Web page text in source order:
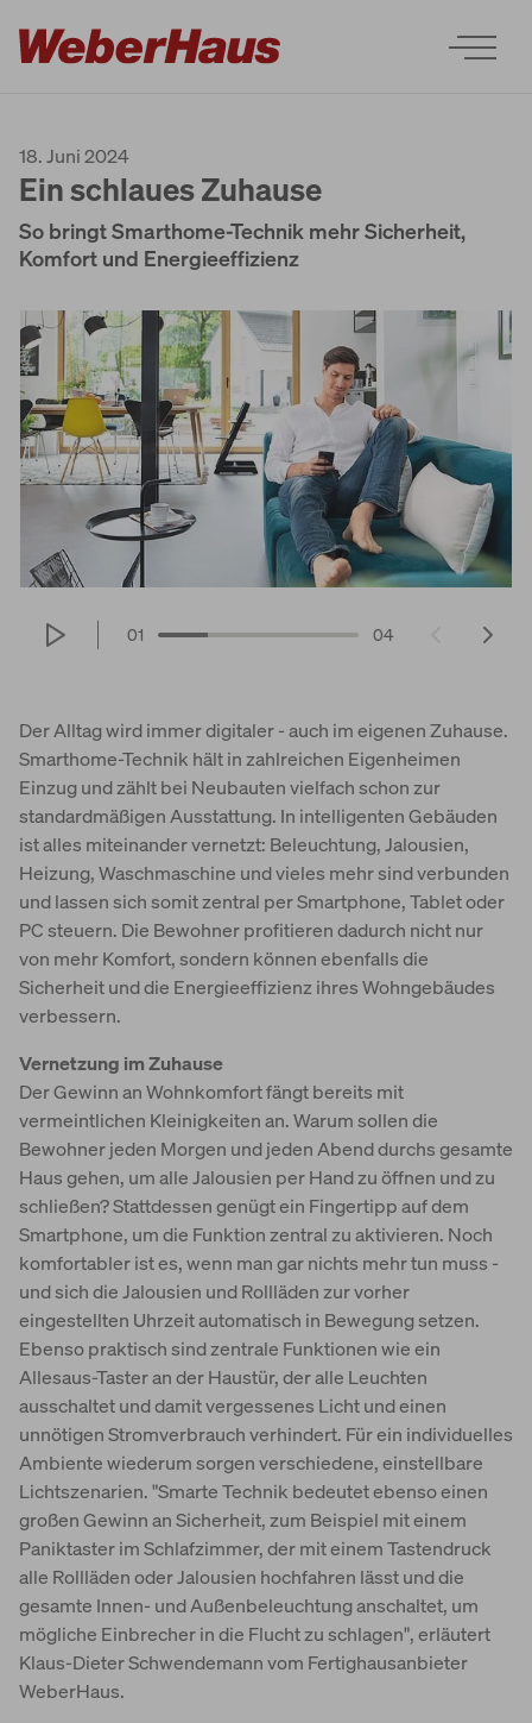
18. Juni 2024
Ein schlaues Zuhause
So bringt Smarthome-Technik mehr Sicherheit,
Komfort und Energieeffizienz
01 04
Der Alltag wird immer digitaler - auch im eigenen Zuhause.
Smarthome-Technik hält in zahlreichen Eigenheimen
Einzug und zählt bei Neubauten vielfach schon zur
standardmäßigen Ausstattung. In intelligenten Gebäuden
ist alles miteinander vernetzt: Beleuchtung, Jalousien,
Heizung, Waschmaschine und vieles mehr sind verbunden
und lassen sich somit zentral per Smartphone, Tablet oder
PC steuern. Die Bewohner profitieren dadurch nicht nur
von mehr Komfort, sondern können ebenfalls die
Sicherheit und die Energieeffizienz ihres Wohngebäudes
verbessern.
Vernetzung im Zuhause
Der Gewinn an Wohnkomfort fängt bereits mit
vermeintlichen Kleinigkeiten an. Warum sollen die
Bewohner jeden Morgen und jeden Abend durchs gesamte
Haus gehen, um alle Jalousien per Hand zu öffnen und zu
schließen? Stattdessen genügt ein Fingertipp auf dem
Smartphone, um die Funktion zentral zu aktivieren. Noch
komfortabler ist es, wenn man gar nichts mehr tun muss -
und sich die Jalousien und Rollläden zur vorher
eingestellten Uhrzeit automatisch in Bewegung setzen.
Ebenso praktisch sind zentrale Funktionen wie ein
Allesaus-Taster an der Haustür, der alle Leuchten
ausschaltet und damit vergessenes Licht und einen
unnötigen Stromverbrauch verhindert. Für ein individuelles
Ambiente wiederum sorgen verschiedene, einstellbare
Lichtszenarien. "Smarte Technik bedeutet ebenso einen
großen Gewinn an Sicherheit, zum Beispiel mit einem
Paniktaster im Schlafzimmer, der mit einem Tastendruck
alle Rollläden oder Jalousien hochfahren lässt und die
gesamte Innen- und Außenbeleuchtung anschaltet, um
mögliche Einbrecher in die Flucht zu schlagen", erläutert
Klaus-Dieter Schwendemann vom Fertighausanbieter
WeberHaus.
Bauweise
Erleben
Services
World of Living